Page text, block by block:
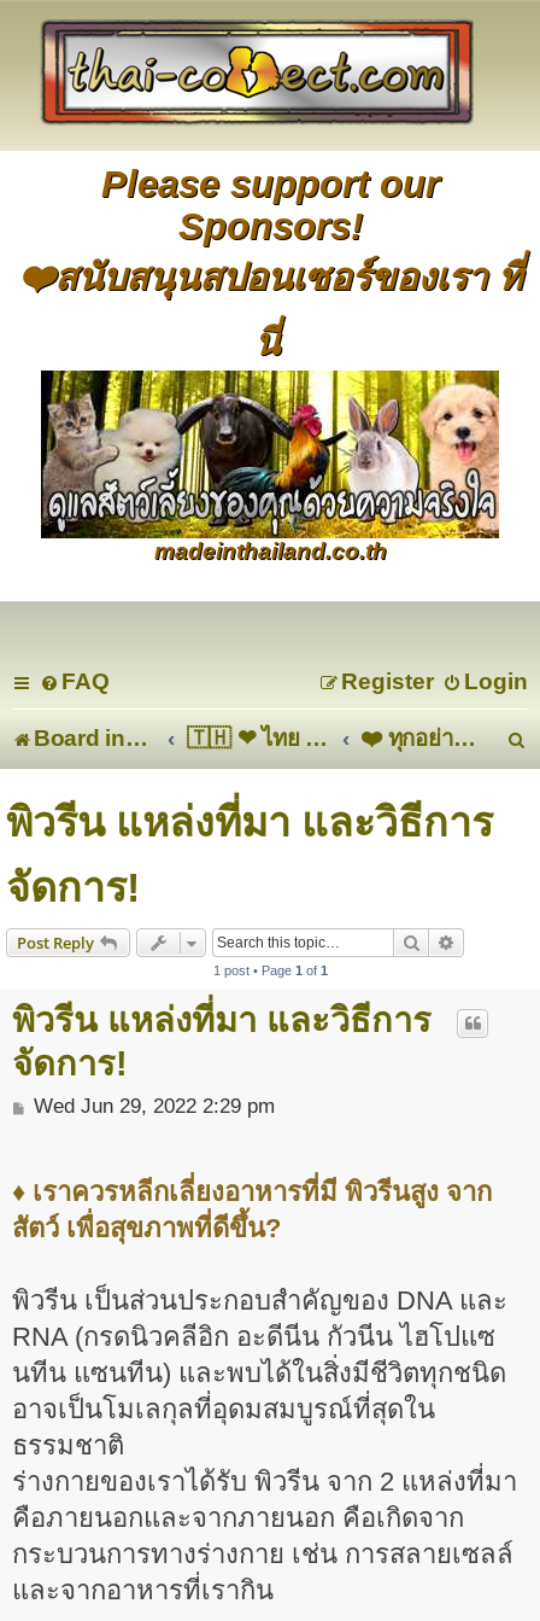
Please support our
Sponsors!
❤️สนับสนุนสปอนเซอร์ของเรา ที่
นี่
madeinthailand.co.th
FAQ Login
Register
Board index 🇹🇭 ❤ ไทย ❤ 🇹🇭 ❤️ ทุกอย่างเกี่ยวกับสุขภาพและการออกกำลังกาย❤️
พิวรีน แหล่งที่มา และวิธีการ
จัดการ!
Post Reply Search
1 post • Page 1 of 1
พิวรีน แหล่งที่มา และวิธีการ
จัดการ!
P
Wed Jun 29, 2022 2:29 pm
♦ เราควรหลีกเลี่ยงอาหารที่มี พิวรีนสูง จาก
สัตว์ เพื่อสุขภาพที่ดีขึ้น?
พิวรีน เป็นส่วนประกอบสำคัญของ DNA และ
RNA (กรดนิวคลีอิก อะดีนีน กัวนีน ไฮโปแซ
นทีน แซนทีน) และพบได้ในสิ่งมีชีวิตทุกชนิด
อาจเป็นโมเลกุลที่อุดมสมบูรณ์ที่สุดใน
ธรรมชาติ
ร่างกายของเราได้รับ พิวรีน จาก 2 แหล่งที่มา
คือภายนอกและจากภายนอก คือเกิดจาก
กระบวนการทางร่างกาย เช่น การสลายเซลล์
และจากอาหารที่เรากิน